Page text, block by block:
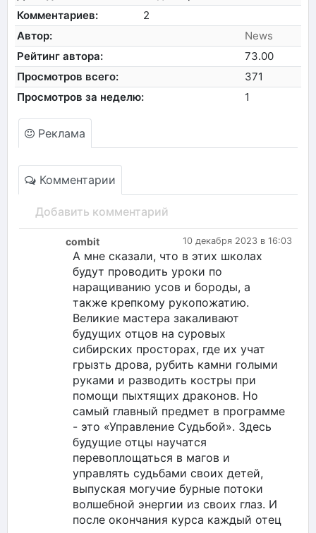
Комментариев:
2
Автор:
News
Рейтинг автора:
73.00
Просмотров всего:
371
Просмотров за неделю:
1
Реклама
Комментарии
Добавить комментарий
10 декабря 2023 в 16:03
combit
А мне сказали, что в этих школах
будут проводить уроки по
наращиванию усов и бороды, а
также крепкому рукопожатию.
Великие мастера закаливают
будущих отцов на суровых
сибирских просторах, где их учат
грызть дрова, рубить камни голыми
руками и разводить костры при
помощи пыхтящих драконов. Но
самый главный предмет в программе
- это «Управление Судьбой». Здесь
будущие отцы научатся
перевоплощаться в магов и
управлять судьбами своих детей,
выпуская могучие бурные потоки
волшебной энергии из своих глаз. И
после окончания курса каждый отец